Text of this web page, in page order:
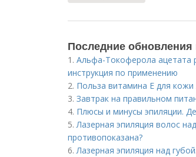
Последние обновления
1. Альфа-Токоферола ацетата
инструкция по применению
2. Польза витамина Е для кожи
3. Завтрак на правильном
4. Плюсы и минусы эпиляции.
5.Лазерная эпиляция волос
противопоказана?
6.Лазерная эпиляция над